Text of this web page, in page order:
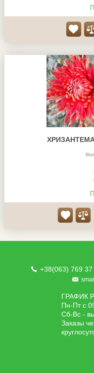
+38(063) 769 37
ГРАФИК
Пн-Пт с
Сб-Вс -
Заказы